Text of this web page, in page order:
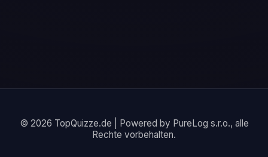
© 2026 TopQuizze.de | Powered by PureLog s.r.o., alle
Rechte vorbehalten.